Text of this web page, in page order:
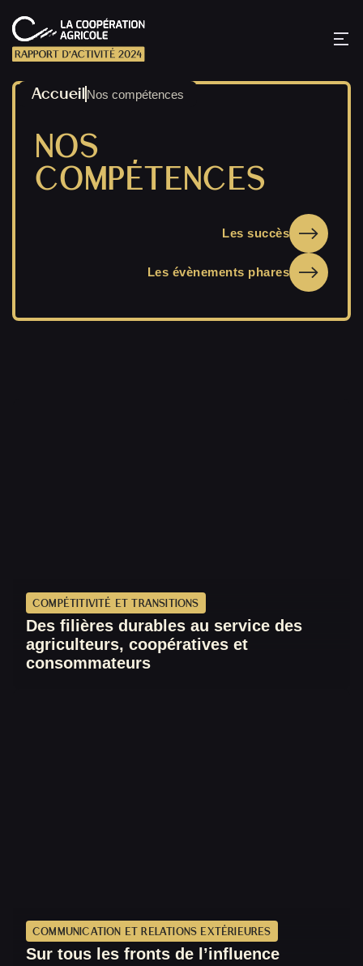
AccueilNos compétences
NOS
COMPÉTENCES
Les succès
Les évènements phares
COMPÉTITIVITÉ ET TRANSITIONS
Des filières durables au service des
agriculteurs, coopératives et
consommateurs
COMMUNICATION ET RELATIONS EXTÉRIEURES
Sur tous les fronts de l’influence